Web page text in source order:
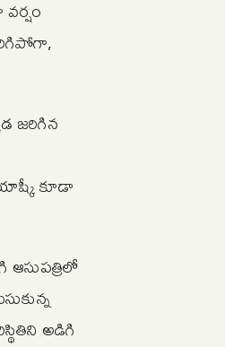
జరిగిన
కూడా
అడిగి